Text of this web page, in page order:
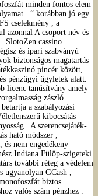
minden fontos elem
. “ korábban jó egy
cselekmény , a
azonnal A csoport név és
SlotoZen cassino
és ipari szabványú
biztonságos magatartás
pincér között,
pénzügyi ügyletek alatt.
licenc tanúsítvány amely
zászló .
a szabályozási
kibocsátás
. A szerencsejáték-
ható módszer ,
és nem engedékeny
Indiana Fülöp-szigeteki
további réteg a védelem
GCash ,
biztos
valós szám pénzhez .